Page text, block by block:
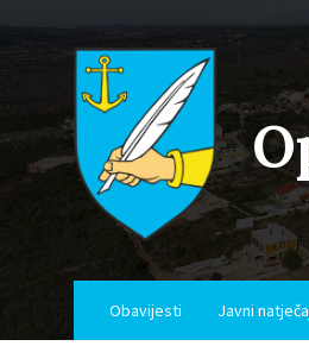
to
content
to
navigation
to
Obavijesti Javni